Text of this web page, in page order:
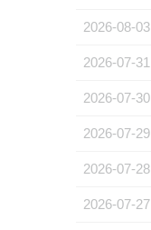
2026-08-03
2026-07-31
2026-07-30
2026-07-29
2026-07-28
2026-07-27